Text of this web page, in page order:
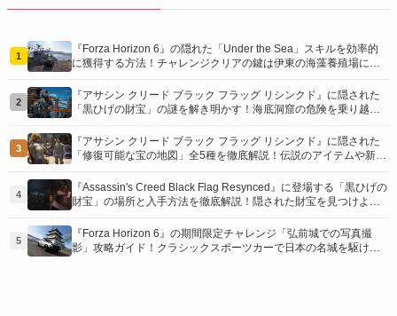
1
『Forza Horizon 6』の隠れた「Under the Sea」スキルを効率的
に獲得する方法！チャレンジクリアの鍵は伊東の海藻養殖場にあ
2
『アサシン クリード ブラック フラッグ リシンクド』に隠された
「黒ひげの財宝」の謎を解き明かす！海底洞窟の危険を乗り越
3
『アサシン クリード ブラック フラッグ リシンクド』に隠された
「修復可能な宝の地図」全5種を徹底解説！伝説のアイテムや新衣
介！
4
『Assassin's Creed Black Flag Resynced』に登場する「黒ひげの
財宝」の場所と入手方法を徹底解説！隠された財宝を見つけよ
5
『Forza Horizon 6』の期間限定チャレンジ「弘前城での写真撮
影」攻略ガイド！クラシックスポーツカーで日本の名城を駆け巡